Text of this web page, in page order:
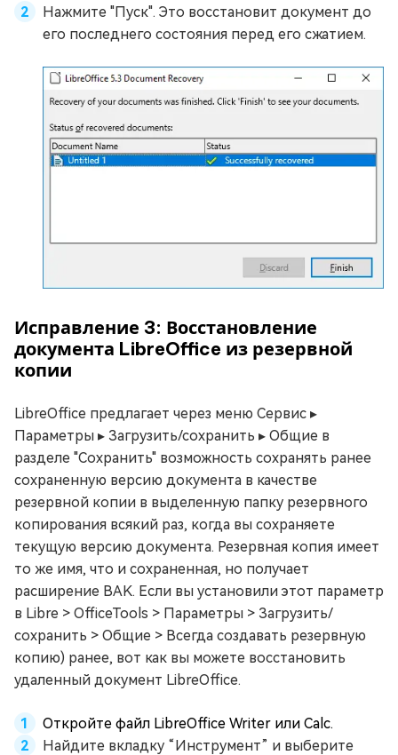
Нажмите "Пуск". Это восстановит документ до
его последнего состояния перед его сжатием.
Исправление 3: Восстановление
документа LibreOffice из резервной
копии
LibreOffice предлагает через меню Сервис ▸
Параметры ▸ Загрузить/сохранить ▸ Общие в
разделе "Сохранить" возможность сохранять ранее
сохраненную версию документа в качестве
резервной копии в выделенную папку резервного
копирования всякий раз, когда вы сохраняете
текущую версию документа. Резервная копия имеет
то же имя, что и сохраненная, но получает
расширение BAK. Если вы установили этот параметр
в Libre > OfficeTools > Параметры > Загрузить/
сохранить > Общие > Всегда создавать резервную
копию) ранее, вот как вы можете восстановить
удаленный документ LibreOffice.
Откройте файл LibreOffice Writer или Calc.
Найдите вкладку “Инструмент” и выберите